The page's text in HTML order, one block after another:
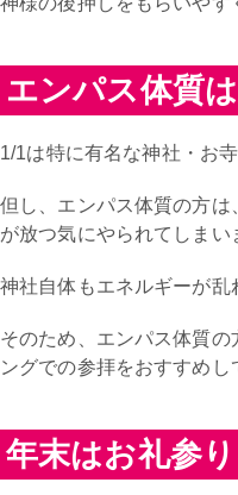
エンパス体質
1/1は特に有名な神社・お
但し、エンパス体質の方
が放つ気にやられてしま
神社自体もエネルギーが乱
そのため、エンパス体質
ングでの参拝をおすすめ
年末はお礼参